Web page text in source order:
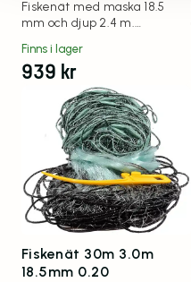
Fiskenät med maska 18.5
mm och djup 2.4 m.
Finns i lager
939 kr
Fiskenät 30m 3.0m
18.5mm 0.20